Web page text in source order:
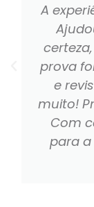
A
prova
e
muito!
Com
para